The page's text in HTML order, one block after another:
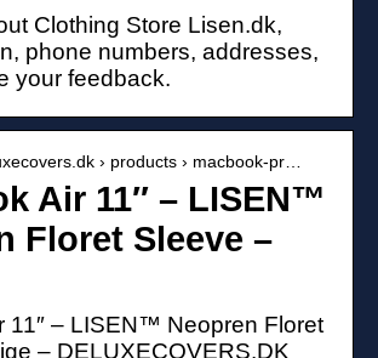
Clothing Store Lisen.dk,
phone numbers, addresses,
your feedback.
› products › macbook-pr…
Air 11″ – LISEN™
Floret Sleeve –
11″ – LISEN™ Neopren Floret
– DELUXECOVERS.DK